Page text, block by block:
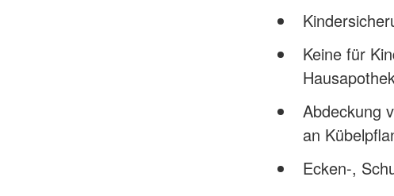
Keine für
Abdeckung
an
Ecken-,